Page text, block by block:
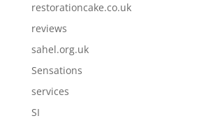
restorationcake.co.uk
reviews
sahel.org.uk
Sensations
services
SI